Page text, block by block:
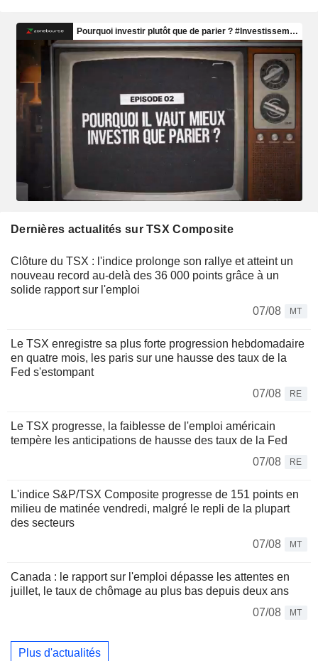
Dernières actualités sur TSX Composite
Clôture du TSX : l'indice prolonge son rallye et atteint un
nouveau record au-delà des 36 000 points grâce à un
solide rapport sur l'emploi
07/08
MT
Le TSX enregistre sa plus forte progression hebdomadaire
en quatre mois, les paris sur une hausse des taux de la
Fed s'estompant
07/08
RE
Le TSX progresse, la faiblesse de l'emploi américain
tempère les anticipations de hausse des taux de la Fed
07/08
RE
L'indice S&P/TSX Composite progresse de 151 points en
milieu de matinée vendredi, malgré le repli de la plupart
des secteurs
07/08
MT
Canada : le rapport sur l'emploi dépasse les attentes en
juillet, le taux de chômage au plus bas depuis deux ans
07/08
MT
Plus d'actualités